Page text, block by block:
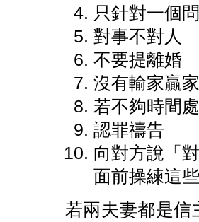
只針對一個
對事不對人
不要提離婚
沒有輸家贏
若不夠時間
認罪禱告
向對方說「
面前操練這
若兩夫妻都是信